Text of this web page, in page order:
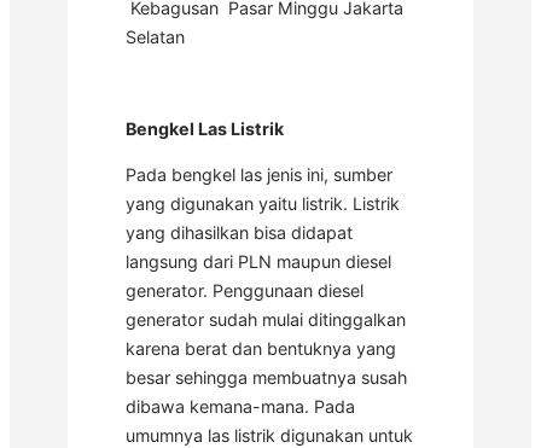
Kebagusan Pasar Minggu Jakarta
Selatan
Bengkel Las Listrik
Pada bengkel las jenis ini, sumber
yang digunakan yaitu listrik. Listrik
yang dihasilkan bisa didapat
langsung dari PLN maupun diesel
generator. Penggunaan diesel
generator sudah mulai ditinggalkan
karena berat dan bentuknya yang
besar sehingga membuatnya susah
dibawa kemana-mana. Pada
umumnya las listrik digunakan untuk